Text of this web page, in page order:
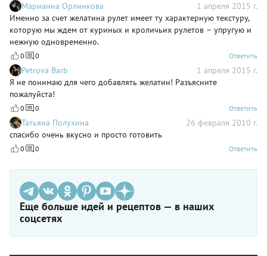
Марианна Орлинкова
1 апреля 2015 г.
Именно за счет желатина рулет имеет ту характерную текстуру,
которую мы ждем от куриных и кроличьих рулетов – упругую и
нежную одновременно.
0 0 Ответить
Petrova Barb
1 апреля 2015 г.
Я не понимаю для чего добавлять желатин! Разъясните
пожалуйста!
0 0 Ответить
Татьяна Полухина
26 февраля 2010 г.
спасибо очень вкусно и просто готовить
0 0 Ответить
Еще больше идей и рецептов — в наших
соцсетях